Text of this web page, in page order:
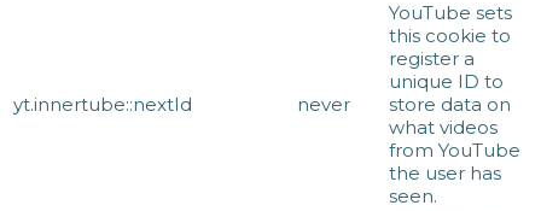
yt.innertube::nextId never
YouTube sets
this cookie to
register a
unique ID to
store data on
what videos
from YouTube
the user has
seen.